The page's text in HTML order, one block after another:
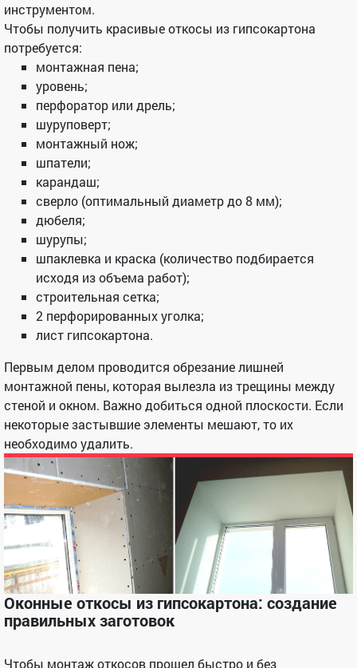
инструментом.
Чтобы получить красивые откосы из гипсокартона
потребуется:
монтажная пена;
уровень;
перфоратор или дрель;
шуруповерт;
монтажный нож;
шпатели;
карандаш;
сверло (оптимальный диаметр до 8 мм);
дюбеля;
шурупы;
шпаклевка и краска (количество подбирается
исходя из объема работ);
строительная сетка;
2 перфорированных уголка;
лист гипсокартона.
Первым делом проводится обрезание лишней
монтажной пены, которая вылезла из трещины между
стеной и окном. Важно добиться одной плоскости. Если
некоторые застывшие элементы мешают, то их
необходимо удалить.
Оконные откосы из гипсокартона: создание
правильных заготовок
Чтобы монтаж откосов прошел быстро и без